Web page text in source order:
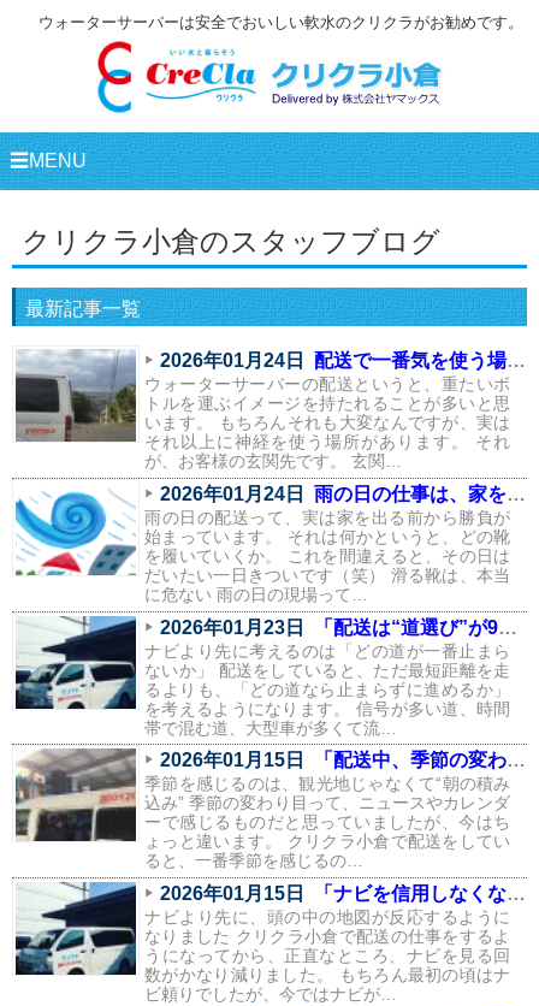
ウォーターサーバーは安全でおいしい軟水のクリクラがお勧めです。
☰MENU
クリクラ小倉のスタッフブログ
最新記事一覧
2026年01月24日 配送で一番気を使う場所は、実はここ
ウォーターサーバーの配送というと、重たいボ
トルを運ぶイメージを持たれることが多いと思
います。 もちろんそれも大変なんですが、実は
それ以上に神経を使う場所があります。 それ
が、お客様の玄関先です。 玄関…
2026年01月24日 雨の日の仕事は、家を出る前から始まっている
雨の日の配送って、実は家を出る前から勝負が
始まっています。 それは何かというと、どの靴
を履いていくか。 これを間違えると、その日は
だいたい一日きついです（笑） 滑る靴は、本当
に危ない 雨の日の現場って…
2026年01月23日 「配送は“道選び”が9割。信号と渋滞を避けるルートの話」
ナビより先に考えるのは「どの道が一番止まら
ないか」 配送をしていると、ただ最短距離を走
るよりも、「どの道なら止まらずに進めるか」
を考えるようになります。 信号が多い道、時間
帯で混む道、大型車が多くて流…
2026年01月15日 「配送中、季節の変わり目を一番感じるのはこの瞬間」
季節を感じるのは、観光地じゃなくて“朝の積み
込み” 季節の変わり目って、ニュースやカレンダ
ーで感じるものだと思っていましたが、今はち
ょっと違います。 クリクラ小倉で配送をしてい
ると、一番季節を感じるの…
2026年01月15日 「ナビを信用しなくなりました。配送で身についた“地元の勘”」
ナビより先に、頭の中の地図が反応するように
なりました クリクラ小倉で配送の仕事をするよ
うになってから、正直なところ、ナビを見る回
数がかなり減りました。 もちろん最初の頃はナ
ビ頼りでしたが、今ではナビが…